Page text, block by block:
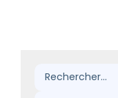
Rechercher: